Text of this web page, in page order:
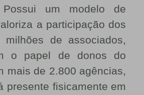
um modelo de
a participação dos
de associados,
o papel de donos do
mais de 2.800 agências,
presente fisicamente em